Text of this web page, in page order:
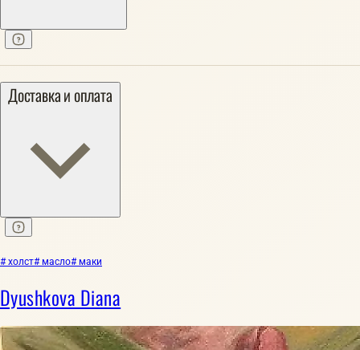
Доставка и оплата
# холст# масло# маки
Dyushkova Diana